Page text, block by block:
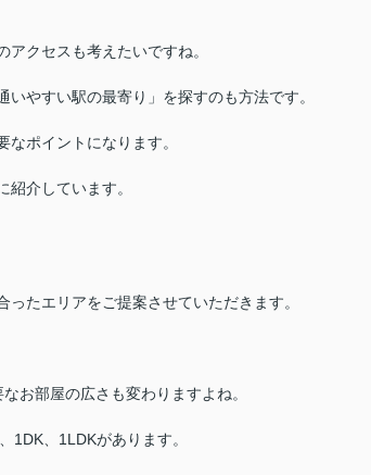
クセスも考えたいですね。
やすい駅の最寄り」を探すのも方法です。
ポイントになります。
介しています。
たエリアをご提案させていただきます。
お部屋の広さも変わりますよね。
、1DK、1LDKがあります。